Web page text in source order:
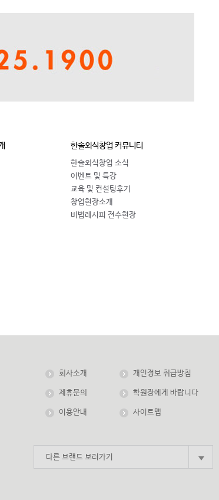
한솔외식창업 커뮤니티
한솔외식창업 소식
이벤트 및 특강
교육 및 컨설팅후기
창업현장소개
비법레시피 전수현장
회사소개 개인정보 취급방침
제휴문의 학원장에게 바랍니다
이용안내 사이트맵
다른 브랜드 보러가기